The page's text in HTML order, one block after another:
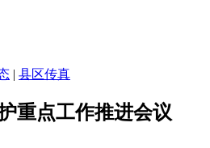
| 县区传真
重点工作推进会议